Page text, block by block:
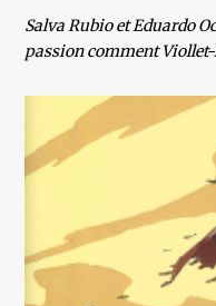
Salva Rubio et Eduardo
passion comment